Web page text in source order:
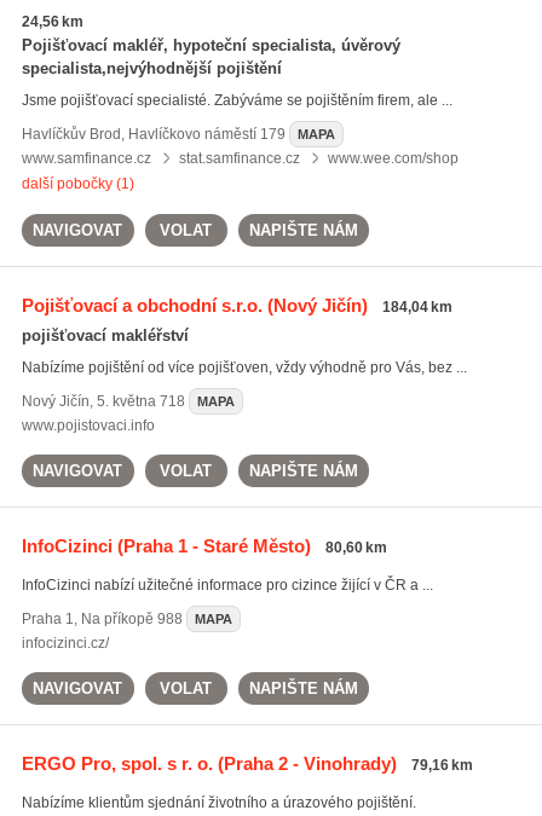
24,56 km
Pojišťovací makléř, hypoteční specialista, úvěrový
specialista,nejvýhodnější pojištění
Jsme pojišťovací specialisté. Zabýváme se pojištěním firem, ale ...
Havlíčkův Brod , Havlíčkovo náměstí 179 MAPA
www.samfinance.cz stat.samfinance.cz
www.wee.com/shop
další pobočky (1)
NAVIGOVAT VOLAT NAPIŠTE NÁM
Pojišťovací a obchodní s.r.o.(Nový Jičín) 184,04 km
pojišťovací makléřství
Nabízíme pojištění od více pojišťoven, vždy výhodně pro Vás, bez ...
Nový Jičín, 5. května 718 MAPA
www.pojistovaci.info
NAVIGOVAT VOLAT NAPIŠTE NÁM
InfoCizinci(Praha 1 - Staré Město) 80,60 km
InfoCizinci nabízí užitečné informace pro cizince žijící v ČR a ...
Praha 1, Na příkopě 988 MAPA
infocizinci.cz/
NAVIGOVAT VOLAT NAPIŠTE NÁM
ERGO Pro, spol. s r. o.(Praha 2 - Vinohrady) 79,16 km
Nabízíme klientům sjednání životního a úrazového pojištění.